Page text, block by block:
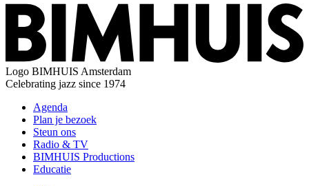
Logo BIMHUIS Amsterdam
Celebrating jazz since 1974
Agenda
Plan je bezoek
Steun ons
Radio & TV
BIMHUIS Productions
Educatie